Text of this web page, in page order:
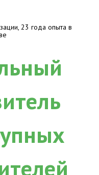
23 года опыта в